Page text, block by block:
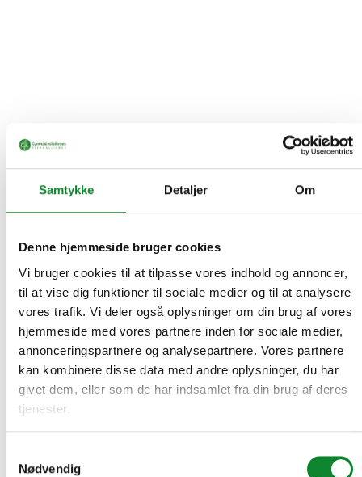
Samtykke Detaljer Om
Denne hjemmeside bruger cookies
Vi bruger cookies til at tilpasse vores indhold og annoncer,
til at vise dig funktioner til sociale medier og til at analysere
vores trafik. Vi deler også oplysninger om din brug af vores
hjemmeside med vores partnere inden for sociale medier,
annonceringspartnere og analysepartnere. Vores partnere
kan kombinere disse data med andre oplysninger, du har
givet dem, eller som de har indsamlet fra din brug af deres
tjenester.
Nødvendig